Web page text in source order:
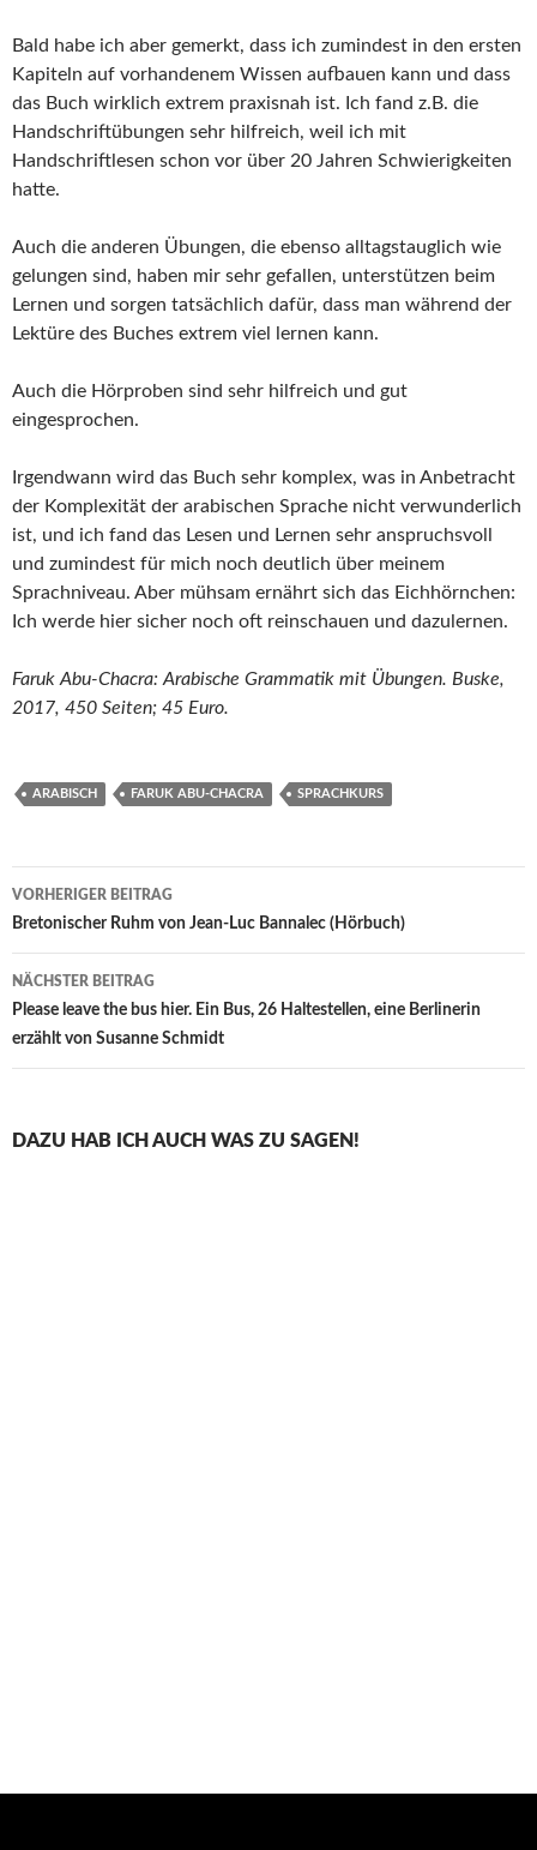
Bald habe ich aber gemerkt, dass ich zumindest in den ersten
Kapiteln auf vorhandenem Wissen aufbauen kann und dass
das Buch wirklich extrem praxisnah ist. Ich fand z.B. die
Handschriftübungen sehr hilfreich, weil ich mit
Handschriftlesen schon vor über 20 Jahren Schwierigkeiten
hatte.
Auch die anderen Übungen, die ebenso alltagstauglich wie
gelungen sind, haben mir sehr gefallen, unterstützen beim
Lernen und sorgen tatsächlich dafür, dass man während der
Lektüre des Buches extrem viel lernen kann.
Auch die Hörproben sind sehr hilfreich und gut
eingesprochen.
Irgendwann wird das Buch sehr komplex, was in Anbetracht
der Komplexität der arabischen Sprache nicht verwunderlich
ist, und ich fand das Lesen und Lernen sehr anspruchsvoll
und zumindest für mich noch deutlich über meinem
Sprachniveau. Aber mühsam ernährt sich das Eichhörnchen:
Ich werde hier sicher noch oft reinschauen und dazulernen.
Faruk Abu-Chacra: Arabische Grammatik mit Übungen. Buske,
2017, 450 Seiten; 45 Euro.
ARABISCH FARUK ABU-CHACRA SPRACHKURS
Beitragsnavigation
VORHERIGER BEITRAG
Bretonischer Ruhm von Jean-Luc Bannalec (Hörbuch)
NÄCHSTER BEITRAG
Please leave the bus hier. Ein Bus, 26 Haltestellen, eine Berlinerin
erzählt von Susanne Schmidt
DAZU HAB ICH AUCH WAS ZU SAGEN!